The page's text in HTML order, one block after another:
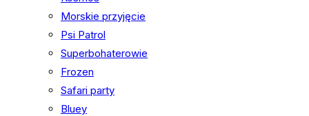
Morskie przyjęcie
Psi Patrol
Superbohaterowie
Frozen
Safari party
Bluey